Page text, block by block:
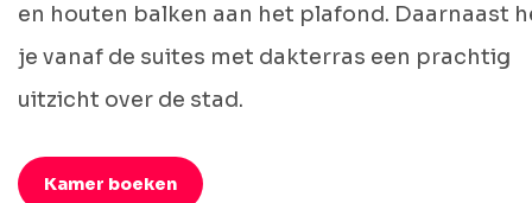
en houten balken aan het plafond. Daarnaast
je vanaf de suites met dakterras een prachtig
uitzicht over de stad.
Kamer boeken